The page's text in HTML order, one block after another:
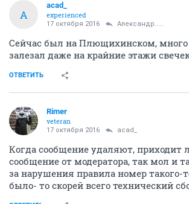
A
acad_
experienced
17 октября 2016 Александр.....
Сейчас был на Плющихинском, много
залезал даже на крайние этажи
ОТВЕТИТЬ
Rimer
veteran
17 октября 2016 acad_
Когда сообщение удаляют, приходит
сообщение от модератора, так мол и
за нарушения правила номер такого-
было- то скорей всего технический